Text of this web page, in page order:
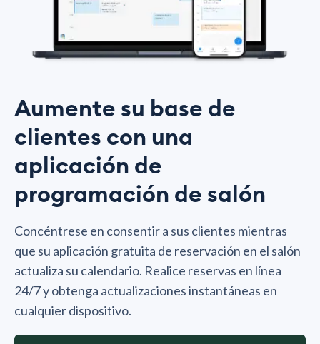
Aumente su base de
clientes con una
aplicación de
programación de salón
Concéntrese en consentir a sus clientes mientras
que su aplicación gratuita de reservación en el salón
actualiza su calendario. Realice reservas en línea
24/7 y obtenga actualizaciones instantáneas en
cualquier dispositivo.